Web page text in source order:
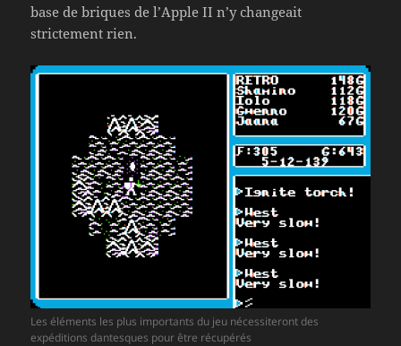
base de briques de l’Apple II n’y changeait
strictement rien.
Les éléments les plus importants du jeu nécessiteront des
expéditions dantesques pour être récupérés